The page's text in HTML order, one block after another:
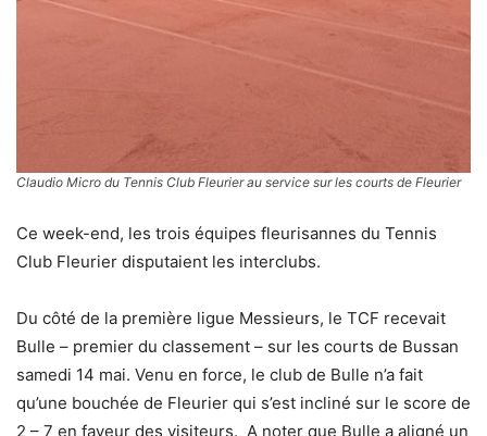
Claudio Micro du Tennis Club Fleurier au service sur les courts de Fleurier
Ce week-end, les trois équipes fleurisannes du Tennis
Club Fleurier disputaient les interclubs.
Du côté de la première ligue Messieurs, le TCF recevait
Bulle – premier du classement – sur les courts de Bussan
samedi 14 mai. Venu en force, le club de Bulle n’a fait
qu’une bouchée de Fleurier qui s’est incliné sur le score de
2 – 7 en faveur des visiteurs. A noter que Bulle a aligné un